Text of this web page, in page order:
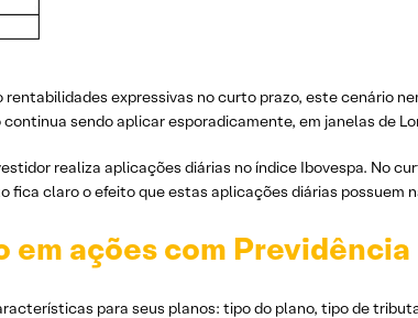
expressivas no curto prazo, este cenário
sendo aplicar esporadicamente, em janelas de
realiza aplicações diárias no índice Ibovespa. No
claro o efeito que estas aplicações diárias possuem
ações com Previdência
para seus planos: tipo do plano, tipo de